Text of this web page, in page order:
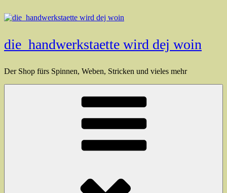
Inhalt
die_handwerkstaette wird dej woin
Der Shop fürs Spinnen, Weben, Stricken und vieles mehr